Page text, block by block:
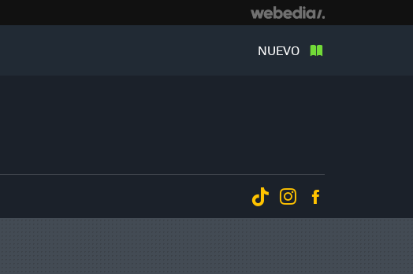
NUEVO
Tiktok Instagram